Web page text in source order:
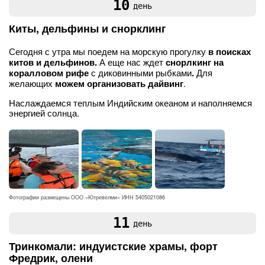
10 день
Киты, дельфины и снорклинг
Сегодня с утра мы поедем на морскую прогулку в поисках
китов и дельфинов.А еще нас ждетснорлкинг на
коралловом рифес диковинными рыбками.Для
желающих можем организовать дайвинг.
Наслаждаемся теплым Индийским океаном и наполняемся
энергией солнца.
Фотографии размещены ООО «Ютревелми» ИНН 5405021086
11 день
Тринкомали: индуистские храмы, форт
Фредрик, олени